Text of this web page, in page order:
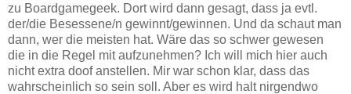
zu Boardgamegeek. Dort wird dann gesagt, dass ja evtl.
der/die Besessene/n gewinnt/gewinnen. Und da schaut man
dann, wer die meisten hat. Wäre das so schwer gewesen
die in die Regel mit aufzunehmen? Ich will mich hier auch
nicht extra doof anstellen. Mir war schon klar, dass das
wahrscheinlich so sein soll. Aber es wird halt nirgendwo